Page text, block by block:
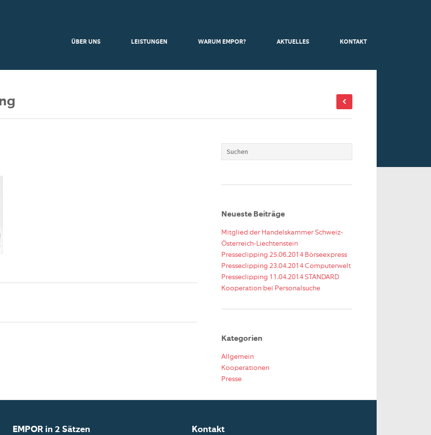
ÜBER UNS LEISTUNGEN WARUM EMPOR? AKTUELLES KONTAKT
Neueste Beiträge
Mitglied der Handelskammer Schweiz-
Österreich-Liechtenstein
Presseclipping 25.06.2014 Börseexpress
Presseclipping 23.04.2014 Computerwelt
Presseclipping 11.04.2014 STANDARD
Kooperation bei Personalsuche
Kategorien
Allgemein
Kooperationen
Presse
EMPOR in 2 Sätzen Kontakt